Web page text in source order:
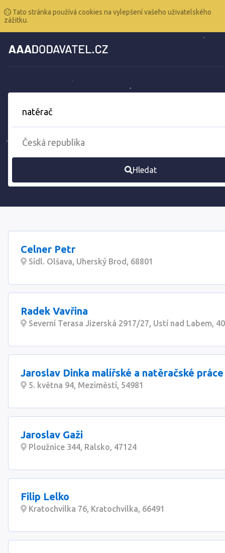
Tato stránka používá cookies na vylepšení vašeho uživatelského
zážitku.
Hledat
Celner Petr
Sídl. Olšava, Uherský Brod, 68801
Radek Vavřina
Severní Terasa Jizerská 2917/27, Ustí nad Labem,
Jaroslav Dinka malířské a natěračské práce
5. května 94, Meziměstí, 54981
Jaroslav Gaži
Ploužnice 344, Ralsko, 47124
Filip Lelko
Kratochvilka 76, Kratochvilka, 66491